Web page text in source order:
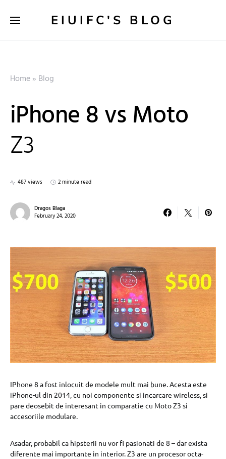
EIUIFC'S BLOG
Home» Blog
iPhone 8 vs Moto
Z3
487 views 2 minute read
Dragos Blaga
February 24, 2020
IPhone 8 a fost inlocuit de modele mult mai bune. Acesta este
iPhone-ul din 2014, cu noi componente si incarcare wireless, si
pare deosebit de interesant in comparatie cu Moto Z3 si
accesoriile modulare.
Asadar, probabil ca hipsterii nu vor fi pasionati de 8 – dar exista
diferente mai importante in interior. Z3 are un procesor octa-